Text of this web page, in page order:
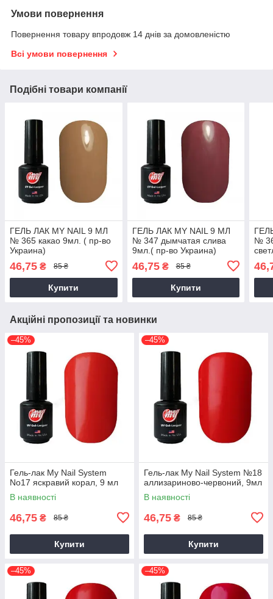
Умови повернення
Повернення товару впродовж 14 днів за домовленістю
Всі умови повернення
Подібні товари компанії
ГЕЛЬ ЛАК MY NAIL 9 МЛ
№ 365 какао 9мл. ( пр-во
Украина)
46,75 ₴ 85 ₴
Купити
ГЕЛЬ ЛАК MY NAIL 9 МЛ
№ 347 дымчатая слива
9мл.( пр-во Украина)
46,75₴ 85 ₴
Купити
№
Акційні пропозиції та новинки
–45%
Гель-лак My Nail System
No17 яскравий корал, 9 мл
В наявності
46,75 ₴ 85 ₴
Купити
–45%
Гель-лак My Nail System №18
аллизариново-червоний, 9мл
В наявності
46,75 ₴ 85 ₴
Купити
–45% –45%